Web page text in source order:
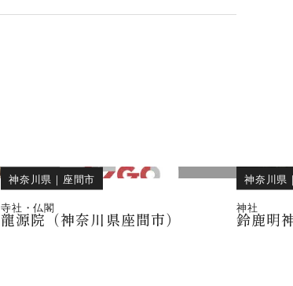
神奈川県 ｜ 座間市
寺社・仏閣
龍源院（神奈川県座間市）
神奈川県
神社
鈴鹿明